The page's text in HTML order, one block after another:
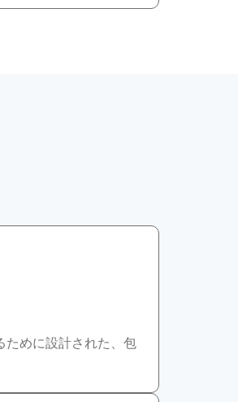
ために設計された、包